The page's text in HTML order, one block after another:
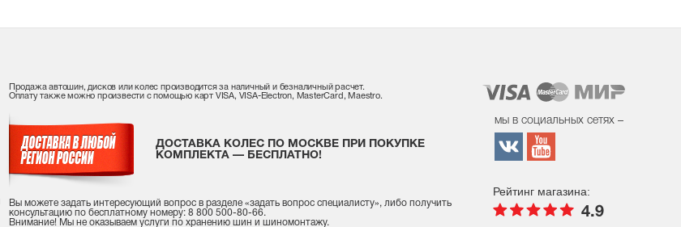
Продажа автошин, дисков или колес производится за наличный и безналичный расчет.
Оплату также можно произвести с помощью карт VISA, VISA-Electron, MasterCard, Maestro.
ДОСТАВКА КОЛЕС ПО МОСКВЕ ПРИ ПОКУПКЕ
КОМПЛЕКТА — БЕСПЛАТНО!
Вы можете задать интересующий вопрос в разделе «задать вопрос специалисту», либо получить
консультацию по бесплатному номеру: 8 800 500-80-66.
Внимание! Мы не оказываем услуги по хранению шин и шиномонтажу.
мы в социальных сетях –
Рейтинг магазина:
4.9